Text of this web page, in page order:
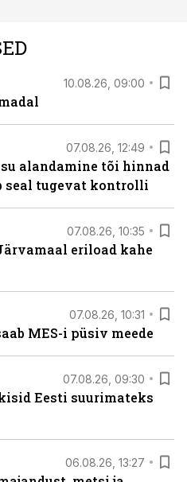
10.08.26, 09:00
07.08.26, 12:49
alandamine tõi hinnad
seal tugevat kontrolli
07.08.26, 10:35
eriload kahe
07.08.26, 10:31
MES-i püsiv meede
07.08.26, 09:30
Eesti suurimateks
06.08.26, 13:27